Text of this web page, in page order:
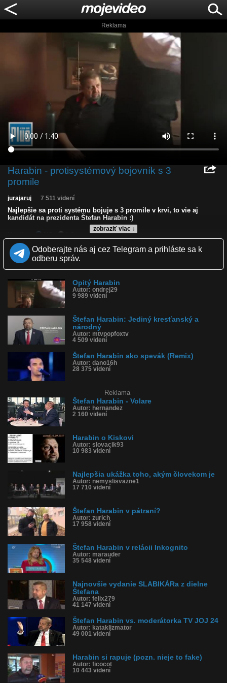
Reklama
Harabin - protisystémový bojovník s 3
promile
zobraziť viac ↓
jurajaruj 7 511 videní
Najlepšie sa proti systému bojuje s 3 promile v krvi, to vie aj
kandidát na prezidenta Štefan Harabin :)
Zverejnené: 16.2.2019 11:03
Páči sa: 80% (10 hlasov)
Obľúbené: 1
Komentárov: 23
Kategória: zábavné
Tagy: štefan, harabin, alkohol
História sledovanosti videa:
Odoberajte nás aj cez Telegram a prihláste sa k
odberu správ.
Opitý Harabin
Autor: ondrej29
9 989 videní
Štefan Harabin: Jediný kresťanský a
národný
Autor: mtvpopfoxtv
4 509 videní
Štefan Harabin ako spevák (Remix)
Autor: dano16h
28 375 videní
Reklama
Štefan Harabin - Volare
Autor: hernandez
2 160 videní
Harabin o Kiskovi
Autor: slovacik93
10 983 videní
Najlepšia ukážka toho, akým človekom je
Autor: nemyslisvazne1
17 710 videní
Štefan Harabin v pátraní?
Autor: zurich
17 958 videní
Štefan Harabin v relácii Inkognito
Autor: marauder
35 548 videní
Najnovšie vydanie SLABIKÁRa z dielne
Štefana
Autor: felix279
41 147 videní
Štefan Harabin vs. moderátorka TV JOJ 24
Autor: kataklizmator
49 001 videní
Harabin si rapuje (pozn. nieje to fake)
Autor: ficocot
10 443 videní